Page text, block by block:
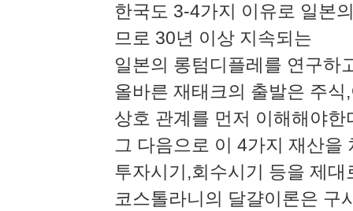
한국도 3-4가지 이유로 일본
므로 30년 이상 지속되는
일본의 롱텀디플레를 연구하
올바른 재태크의 출발은 주
상호 관계를 먼저 이해해야한
그 다음으로 이 4가지 재산을
투자시기,회수시기 등을 제대
코스톨라니의 달걀이론은 구